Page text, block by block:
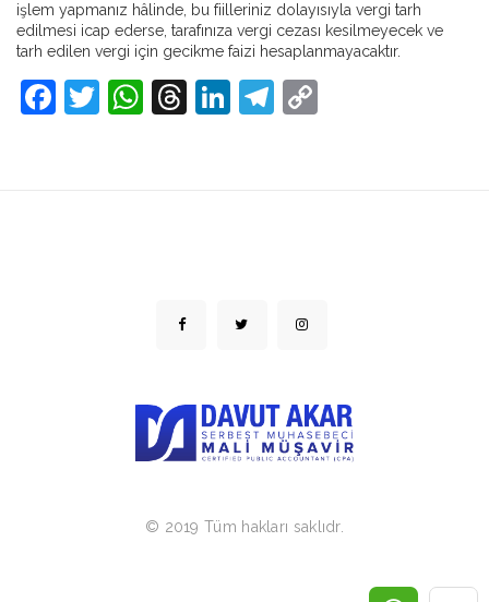
işlem yapmanız hâlinde, bu fiilleriniz dolayısıyla vergi tarh
edilmesi icap ederse, tarafınıza vergi cezası kesilmeyecek ve
tarh edilen vergi için gecikme faizi hesaplanmayacaktır.
Facebook
Twitter
WhatsApp
Threads
LinkedIn
Telegram
© 2019 Tüm hakları saklıdr.